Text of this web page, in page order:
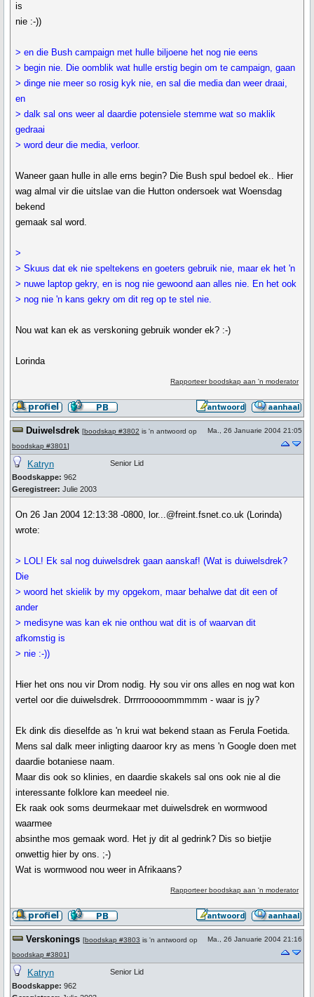
is
nie :-))
> en die Bush campaign met hulle biljoene het nog nie eens
> begin nie. Die oomblik wat hulle erstig begin om te campaign, gaan
> dinge nie meer so rosig kyk nie, en sal die media dan weer draai,
en
> dalk sal ons weer al daardie potensiele stemme wat so maklik
gedraai
> word deur die media, verloor.
Waneer gaan hulle in alle erns begin? Die Bush spul bedoel ek.. Hier
wag almal vir die uitslae van die Hutton ondersoek wat Woensdag
bekend
gemaak sal word.
>
> Skuus dat ek nie speltekens en goeters gebruik nie, maar ek het 'n
> nuwe laptop gekry, en is nog nie gewoond aan alles nie. En het ook
> nog nie 'n kans gekry om dit reg op te stel nie.
Nou wat kan ek as verskoning gebruik wonder ek? :-)
Lorinda
Rapporteer boodskap aan 'n moderator
Duiwelsdrek [boodskap #3802 is 'n antwoord op
boodskap #3801]
Ma., 26 Januarie 2004 21:05
Katryn
Boodskappe: 962
Geregistreer: Julie 2003
Senior Lid
On 26 Jan 2004 12:13:38 -0800, lor...@freint.fsnet.co.uk (Lorinda)
wrote:
> LOL! Ek sal nog duiwelsdrek gaan aanskaf! (Wat is duiwelsdrek?
Die
> woord het skielik by my opgekom, maar behalwe dat dit een of
ander
> medisyne was kan ek nie onthou wat dit is of waarvan dit
afkomstig is
> nie :-))
Hier het ons nou vir Drom nodig. Hy sou vir ons alles en nog wat kon
vertel oor die duiwelsdrek. Drrrrrooooommmmm - waar is jy?
Ek dink dis dieselfde as 'n krui wat bekend staan as Ferula Foetida.
Mens sal dalk meer inligting daaroor kry as mens 'n Google doen met
daardie botaniese naam.
Maar dis ook so klinies, en daardie skakels sal ons ook nie al die
interessante folklore kan meedeel nie.
Ek raak ook soms deurmekaar met duiwelsdrek en wormwood
waarmee
absinthe mos gemaak word. Het jy dit al gedrink? Dis so bietjie
onwettig hier by ons. ;-)
Wat is wormwood nou weer in Afrikaans?
Rapporteer boodskap aan 'n moderator
Verskonings [boodskap #3803 is 'n antwoord op
boodskap #3801]
Ma., 26 Januarie 2004 21:16
Katryn
Boodskappe: 962
Senior Lid